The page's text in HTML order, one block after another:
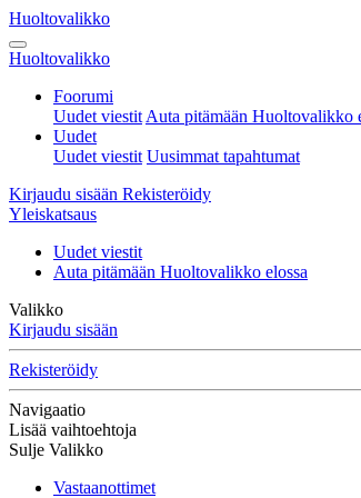
Huoltovalikko
Huoltovalikko
Foorumi
Uudet viestit Auta pitämään Huoltovalikko
Uudet
Uudet viestit Uusimmat tapahtumat
Kirjaudu sisään Rekisteröidy
Yleiskatsaus
Uudet viestit
Auta pitämään Huoltovalikko elossa
Valikko
Kirjaudu sisään
Rekisteröidy
Navigaatio
Lisää vaihtoehtoja
Sulje Valikko
Vastaanottimet